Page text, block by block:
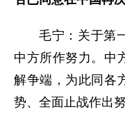
毛宁：关于第
中方所作努力。中
解争端，为此同各
势、全面止战作出努